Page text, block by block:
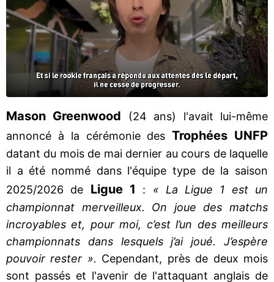
Mason Greenwood
(24 ans) l'avait lui-même
annoncé à la cérémonie desTrophées UNFP
datant du mois de mai dernier au cours de laquelle
il a été nommé dans l'équipe type de la saison
2025/2026 de Ligue 1 : « La Ligue 1 est un
championnat merveilleux. On joue des matchs
incroyables et, pour moi, c’est l’un des meilleurs
championnats dans lesquels j’ai joué. J’espère
pouvoir rester ». Cependant, près de deux mois
sont passés et l'avenir de l'attaquant anglais de